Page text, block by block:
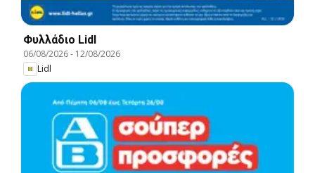
Φυλλάδιο Lidl
06/08/2026- 12/08/2026
Lidl